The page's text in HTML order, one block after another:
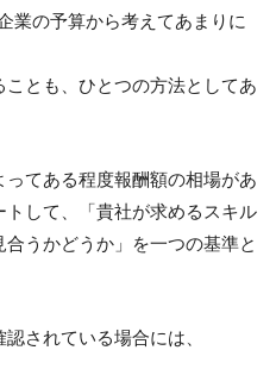
業の予算から考えてあまりに
とも、ひとつの方法としてあ
てある程度報酬額の相場があ
して、「貴社が求めるスキル
うかどうか」を一つの基準と
されている場合には、